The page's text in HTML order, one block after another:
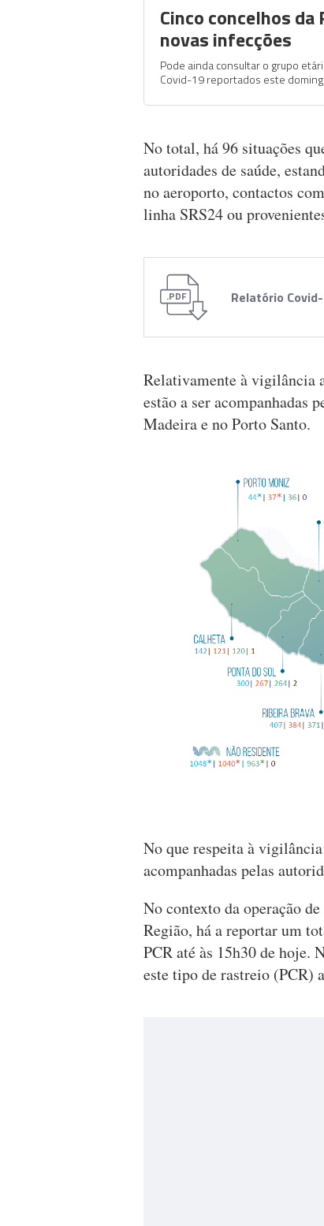
Cinco concelhos da
novas infecções
Pode ainda consultar o grupo
Covid-19 reportados este
No total, há 96 situações
autoridades de saúde,
no aeroporto, contactos
linha SRS24 ou
.PDF Relatório
Relativamente à vigilância
estão a ser acompanhadas
Madeira e no Porto Santo.
No que respeita à
acompanhadas pelas
No contexto da operação
Região, há a reportar um
PCR até às 15h30 de hoje.
este tipo de rastreio (PCR)